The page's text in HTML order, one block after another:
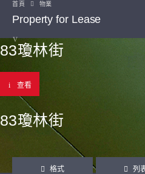
首頁 物業
Property for Lease
83瓊林街
查看
83瓊林街
格式 列